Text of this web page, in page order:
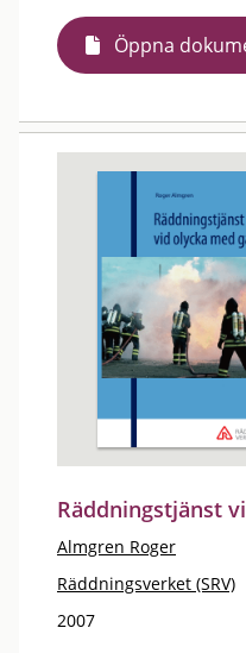
Öppna
Räddningstjänst
Almgren Roger
Räddningsverket (SRV)
2007